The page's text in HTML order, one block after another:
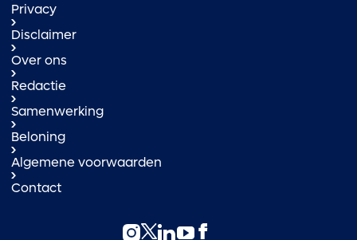
Privacy
Disclaimer
Over ons
Redactie
Samenwerking
Beloning
Algemene voorwaarden
Contact